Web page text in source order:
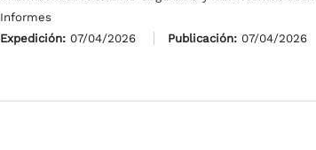
Informes
Expedición: 07/04/2026 Publicación: 07/04/2026